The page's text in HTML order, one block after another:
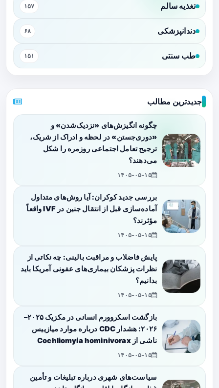
تغذیه سالم ۱۵۷
دندانپزشکی ۶۸
طب سنتی ۱۵۱
جدیدترین مطالب
چگونه انگیزش‌های «نزدیک‌شدن» و
«دوری‌جستن» در لحظه و ادراک از شریک،
ترجیح تعامل اجتماعی روزمره را شکل
می‌دهند؟
۱۴۰۵-۰۵-۱۵
بررسی جدید کوکران: آیا روش‌های متداول
آماده‌سازی قبل از انتقال جنین در IVF واقعاً
مؤثرند؟
۱۴۰۵-۰۵-۱۵
پایش فاضلاب و مراقبت بالینی: چه نکاتی از
نظرات پزشکان بیماری‌های عفونی آمریکا باید
بدانیم؟
۱۴۰۵-۰۵-۱۵
بازگشت اسکروورم انسانی در مکزیک ۲۰۲۵–
۲۰۲۶: هشدار CDC درباره موارد میازییس
ناشی از Cochliomyia hominivorax
۱۴۰۵-۰۵-۱۵
سیاست‌های شهری درباره تبلیغات و تأمین